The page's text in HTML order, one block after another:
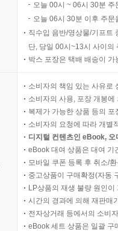
오늘 00시 ~ 06시 30분
오늘 06시 30분 이후 주
직수입 음반/영상물/기프트
단, 당일 00시~13시 사이의
박스 포장은 택배 배송이
소비자의 책임 있는 사유로
소비자의 사용, 포장 개봉
복제가 가능한 상품 등의
소비자의 요청에 따라 개별
디지털 컨텐츠인 eBook,
eBook 대여 상품은 대여 기
모바일 쿠폰 등록 후 취소/
중고상품이 구매확정(자동
LP상품의 재생 불량 원인
시간의 경과에 의해 재판매
전자상거래 등에서의 소비
eBook 세트 상품은 일괄 구